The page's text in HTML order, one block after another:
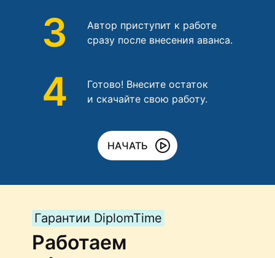
3
Автор приступит к работе
сразу после внесения аванса.
4
Готово! Внесите остаток
и скачайте свою работу.
НАЧАТЬ
Гарантии DiplomTime
Работаем